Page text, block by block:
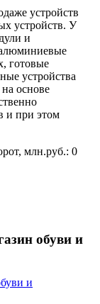
устройств
устройств. У
и
готовые
устройства
основе
и при этом
млн.руб.: 0
обуви и